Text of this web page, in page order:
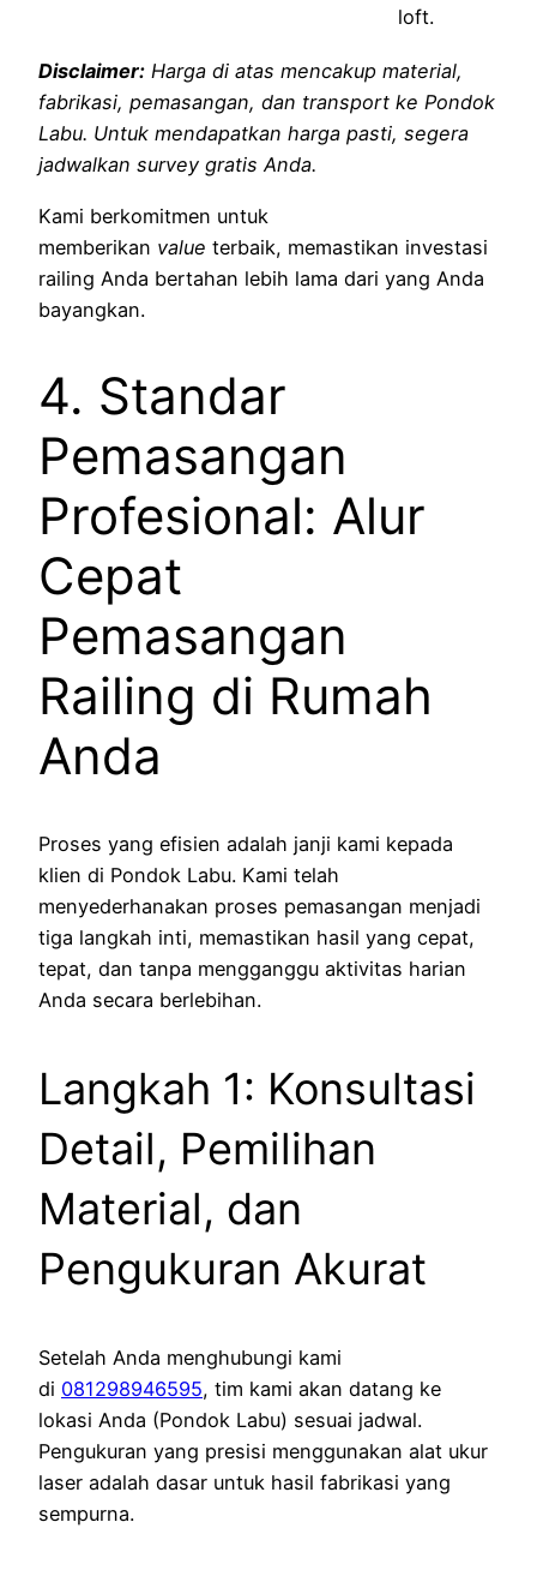
loft.
Disclaimer: Harga di atas mencakup material,
fabrikasi, pemasangan, dan transport ke Pondok
Labu. Untuk mendapatkan harga pasti, segera
jadwalkan survey gratis Anda.
Kami berkomitmen untuk
memberikan value terbaik, memastikan investasi
railing Anda bertahan lebih lama dari yang Anda
bayangkan.
4. Standar
Pemasangan
Profesional: Alur
Cepat
Pemasangan
Railing di Rumah
Anda
Proses yang efisien adalah janji kami kepada
klien di Pondok Labu. Kami telah
menyederhanakan proses pemasangan menjadi
tiga langkah inti, memastikan hasil yang cepat,
tepat, dan tanpa mengganggu aktivitas harian
Anda secara berlebihan.
Langkah 1: Konsultasi
Detail, Pemilihan
Material, dan
Pengukuran Akurat
Setelah Anda menghubungi kami
di 081298946595, tim kami akan datang ke
lokasi Anda (Pondok Labu) sesuai jadwal.
Pengukuran yang presisi menggunakan alat ukur
laser adalah dasar untuk hasil fabrikasi yang
sempurna.